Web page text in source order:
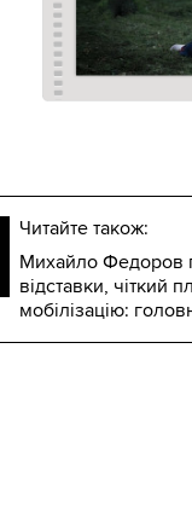
Читайте також:
Михайло Федоров
відставки, чіткий
мобілізацію: